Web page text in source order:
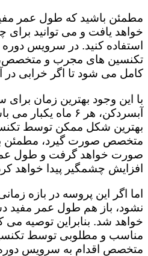
مطمئن باشید که طول عمر
خواهد یافت و می توانید برای
استفاده کنید. در سرویس
تکنسین های مجرب و
کامل می شود تا اگر خرابی در
با این وجود بهترین زمان
آبسردکن، هر ۶ ماه
بهترین شکل ممکن توسط
متخصص صورت گیرد، مطمئن
صورت خواهد گرفت و طول
افزایش چشمگیر پیدا خواهد
اما اگر این پروسه در بازه
نشود، باز هم طول عمر مفید
خواهد شد. بنابراین توصیه می
مناسب و مطلوبی توسط
متخصص اقدام به سرویس دوره